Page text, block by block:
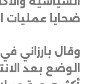
ضحايا عمليات
وقال بارزاني
الوضع بعد